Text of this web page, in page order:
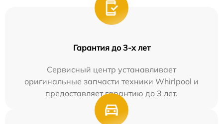
Гарантия до 3-х лет
Сервисный центр устанавливает
оригинальные запчасти техники Whirlpool и
предоставляет гарантию до 3 лет.